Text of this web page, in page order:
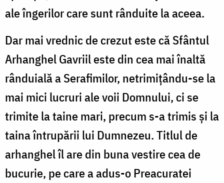
ale îngerilor care sunt rânduite la aceea.
Dar mai vrednic de crezut este că Sfântul
Arhanghel Gavriil este din cea mai înaltă
rânduială a Serafimilor, netrimițându-se la
mai mici lucruri ale voii Domnului, ci se
trimite la taine mari, precum s-a trimis și la
taina întrupării lui Dumnezeu. Titlul de
arhanghel îl are din buna vestire cea de
bucurie, pe care a adus-o Preacuratei